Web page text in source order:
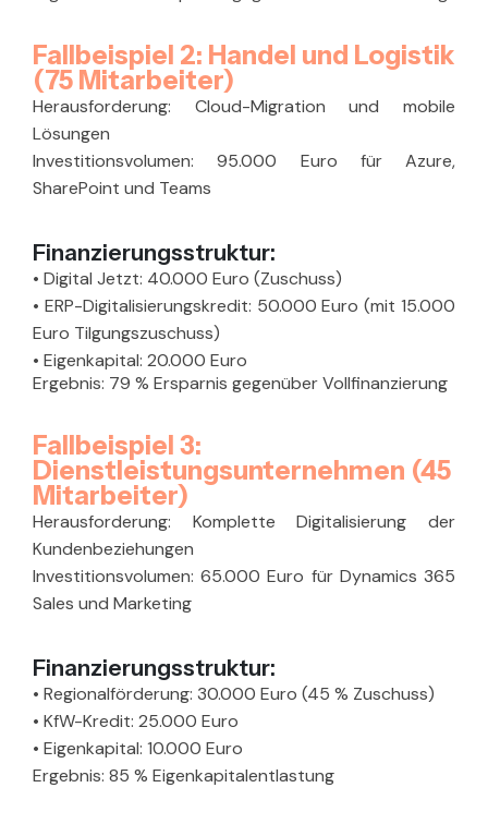
Fallbeispiel 2: Handel und Logistik
(75 Mitarbeiter)
Herausforderung: Cloud-Migration und mobile
Lösungen
Investitionsvolumen: 95.000 Euro für Azure,
SharePoint und Teams
Finanzierungsstruktur:
• Digital Jetzt: 40.000 Euro (Zuschuss)
• ERP-Digitalisierungskredit: 50.000 Euro (mit 15.000
Euro Tilgungszuschuss)
• Eigenkapital: 20.000 Euro
Ergebnis: 79 % Ersparnis gegenüber Vollfinanzierung
Fallbeispiel 3:
Dienstleistungsunternehmen (45
Mitarbeiter)
Herausforderung: Komplette Digitalisierung der
Kundenbeziehungen
Investitionsvolumen: 65.000 Euro für Dynamics 365
Sales und Marketing
Finanzierungsstruktur:
• Regionalförderung: 30.000 Euro (45 % Zuschuss)
• KfW-Kredit: 25.000 Euro
• Eigenkapital: 10.000 Euro
Ergebnis: 85 % Eigenkapitalentlastung